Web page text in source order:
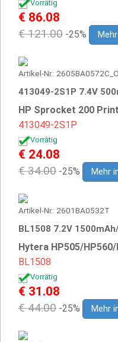
Vorrätig
€ 86.08
€ 121.00 -25%
Artikel-Nr.:
413049-2S1P 7.4V
HP Sprocket 200
413049-2S1P
Vorrätig
€ 24.08
€ 34.00 -25% Mehr
Artikel-Nr.: 2601BA0532T
BL1508 7.2V
Hytera HP505/
BL1508
Vorrätig
€ 31.08
€ 44.00 -25% Mehr